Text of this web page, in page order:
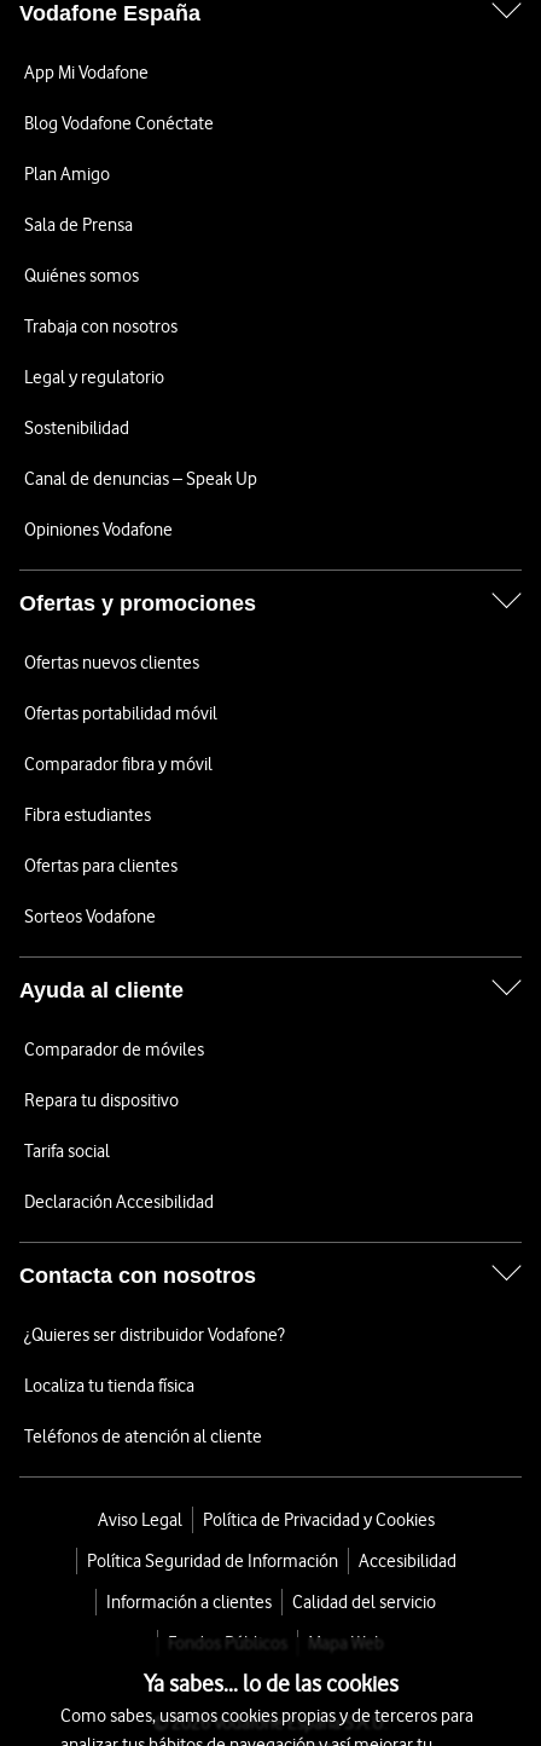
Vodafone España
App Mi Vodafone
Blog Vodafone Conéctate
Plan Amigo
Sala de Prensa
Quiénes somos
Trabaja con nosotros
Legal y regulatorio
Sostenibilidad
Canal de denuncias – Speak Up
Opiniones Vodafone
Ofertas y promociones
Ofertas nuevos clientes
Ofertas portabilidad móvil
Comparador fibra y móvil
Fibra estudiantes
Ofertas para clientes
Sorteos Vodafone
Ayuda al cliente
Comparador de móviles
Repara tu dispositivo
Tarifa social
Declaración Accesibilidad
Contacta con nosotros
¿Quieres ser distribuidor Vodafone?
Localiza tu tienda física
Teléfonos de atención al cliente
Aviso Legal
Política de Privacidad y Cookies
Política Seguridad de Información
Accesibilidad
Información a clientes
Calidad del servicio
Fondos Públicos
Mapa Web
© 2026 Vodafone España S.A.U.
Ya sabes... lo de las cookies
Como sabes, usamos cookies propias y de terceros para